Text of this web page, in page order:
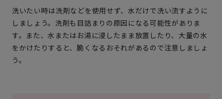
洗いたい時は洗剤などを使用せず、水だけで洗い流すように
しましょう。洗剤も目詰まりの原因になる可能性がありま
す。また、水またはお湯に浸したまま放置したり、大量の水
をかけたりすると、脆くなるおそれがあるので注意しましょ
う。